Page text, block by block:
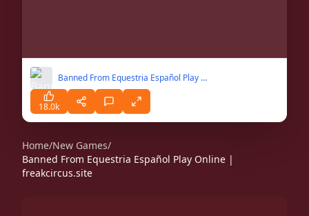
Banned From Equestria Español Play Online | freakcircus.site
18.0k
Home/New Games/
Banned From Equestria Español Play Online |
freakcircus.site